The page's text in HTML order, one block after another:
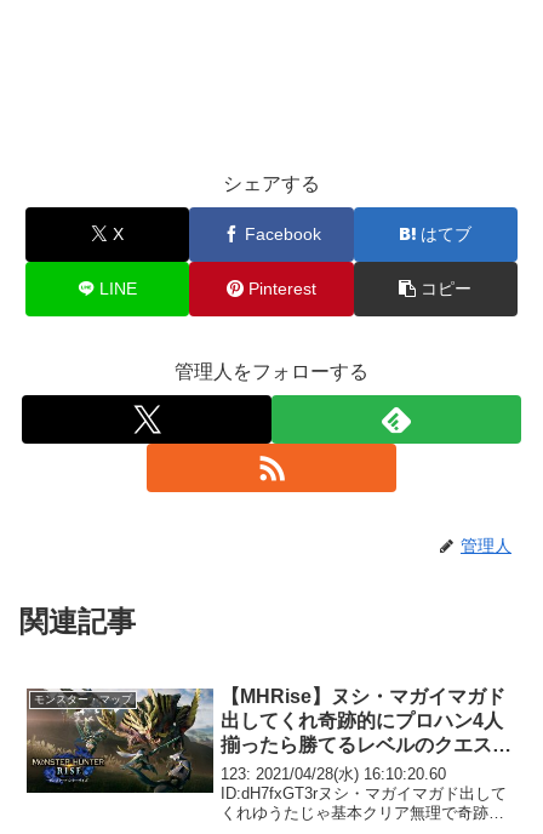
シェアする
X Facebook はてブ
LINE Pinterest コピー
管理人をフォローする
管理人
関連記事
モンスター・マップ
【MHRise】ヌシ・マガイマガド
出してくれ奇跡的にプロハン4人
揃ったら勝てるレベルのクエスト
やりてえんだよ
123: 2021/04/28(水) 16:10:20.60
ID:dH7fxGT3rヌシ・マガイマガド出して
くれゆうたじゃ基本クリア無理で奇跡的